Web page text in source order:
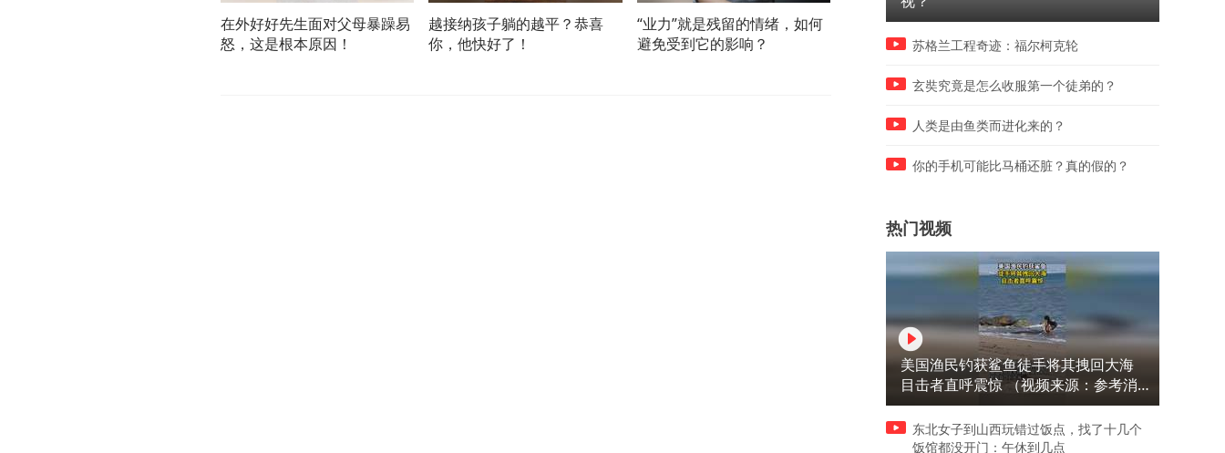
在外好好先生面对父母暴躁易
怒，这是根本原因！
越接纳孩子躺的越平？恭喜
你，他快好了！
“业力”就是残留的情绪，如何
避免受到它的影响？
孩子的人生路，只能靠他自己
走出来！
孩子都能向好转变，只要父
做好一件事！
苏格兰工程奇迹：福尔柯克轮
玄奘究竟是怎么收服第一个徒弟的？
人类是由鱼类而进化来的？
你的手机可能比马桶还脏？真的假的？
热门视频
美国渔民钓获鲨鱼徒手将其拽回大海
目击者直呼震惊 （视频来源：参考消
息）
东北女子到山西玩错过饭点，找了十几个
饭馆都没开门：午休到几点